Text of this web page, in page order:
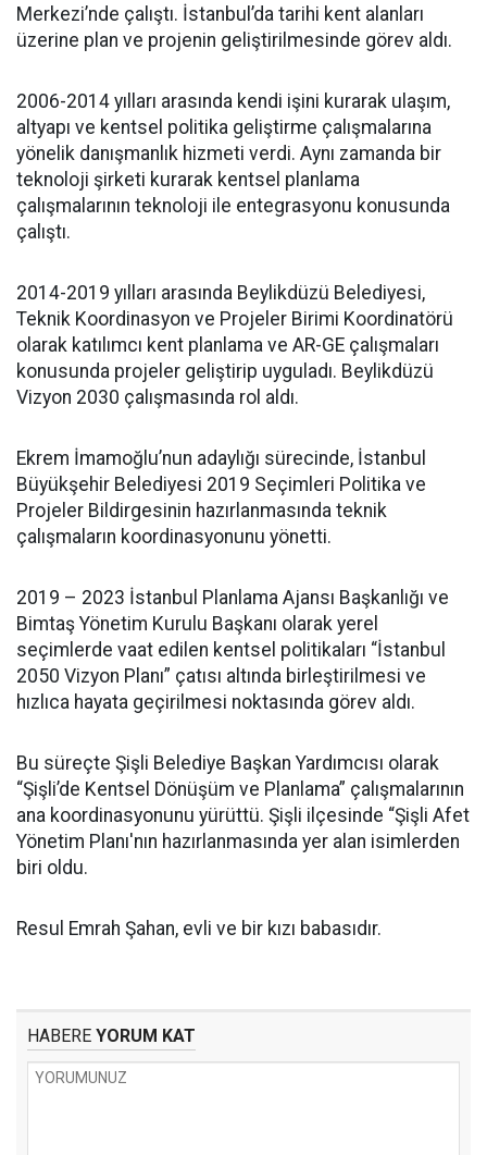
Merkezi’nde çalıştı. İstanbul’da tarihi kent alanları
üzerine plan ve projenin geliştirilmesinde görev aldı.
2006-2014 yılları arasında kendi işini kurarak ulaşım,
altyapı ve kentsel politika geliştirme çalışmalarına
yönelik danışmanlık hizmeti verdi. Aynı zamanda bir
teknoloji şirketi kurarak kentsel planlama
çalışmalarının teknoloji ile entegrasyonu konusunda
çalıştı.
2014-2019 yılları arasında Beylikdüzü Belediyesi,
Teknik Koordinasyon ve Projeler Birimi Koordinatörü
olarak katılımcı kent planlama ve AR-GE çalışmaları
konusunda projeler geliştirip uyguladı. Beylikdüzü
Vizyon 2030 çalışmasında rol aldı.
Ekrem İmamoğlu’nun adaylığı sürecinde, İstanbul
Büyükşehir Belediyesi 2019 Seçimleri Politika ve
Projeler Bildirgesinin hazırlanmasında teknik
çalışmaların koordinasyonunu yönetti.
2019 – 2023 İstanbul Planlama Ajansı Başkanlığı ve
Bimtaş Yönetim Kurulu Başkanı olarak yerel
seçimlerde vaat edilen kentsel politikaları “İstanbul
2050 Vizyon Planı” çatısı altında birleştirilmesi ve
hızlıca hayata geçirilmesi noktasında görev aldı.
Bu süreçte Şişli Belediye Başkan Yardımcısı olarak
“Şişli’de Kentsel Dönüşüm ve Planlama” çalışmalarının
ana koordinasyonunu yürüttü. Şişli ilçesinde “Şişli Afet
Yönetim Planı'nın hazırlanmasında yer alan isimlerden
biri oldu.
Resul Emrah Şahan, evli ve bir kızı babasıdır.
HABERE YORUM KAT